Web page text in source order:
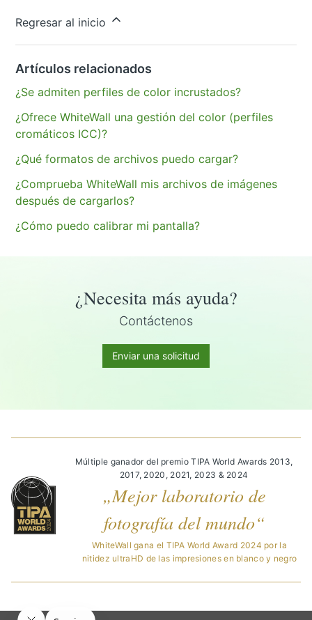
Regresar al inicio
Artículos relacionados
¿Se admiten perfiles de color incrustados?
¿Ofrece WhiteWall una gestión del color (perfiles
cromáticos ICC)?
¿Qué formatos de archivos puedo cargar?
¿Comprueba WhiteWall mis archivos de imágenes
después de cargarlos?
¿Cómo puedo calibrar mi pantalla?
¿Necesita más ayuda?
Contáctenos
Enviar una solicitud
Múltiple ganador del premio TIPA World Awards 2013,
2017, 2020, 2021, 2023 & 2024
„Mejor laboratorio de
fotografía del mundo“
WhiteWall gana el TIPA World Award 2024 por la
nitidez ultraHD de las impresiones en blanco y negro